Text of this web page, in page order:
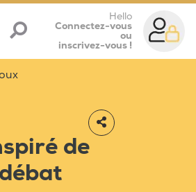
Hello
Connectez-vous
ou
inscrivez-vous !
de